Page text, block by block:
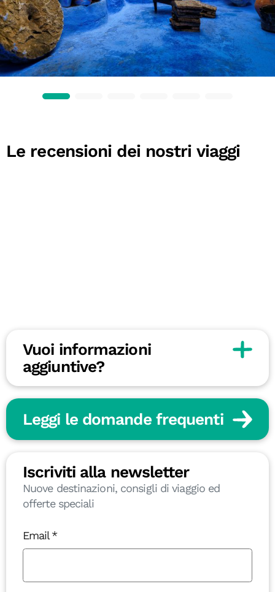
Le recensioni dei nostri viaggi
Vuoi informazioni
aggiuntive?
Leggi le domande frequenti
Iscriviti alla newsletter
Nuove destinazioni, consigli di viaggio ed
offerte speciali
Email